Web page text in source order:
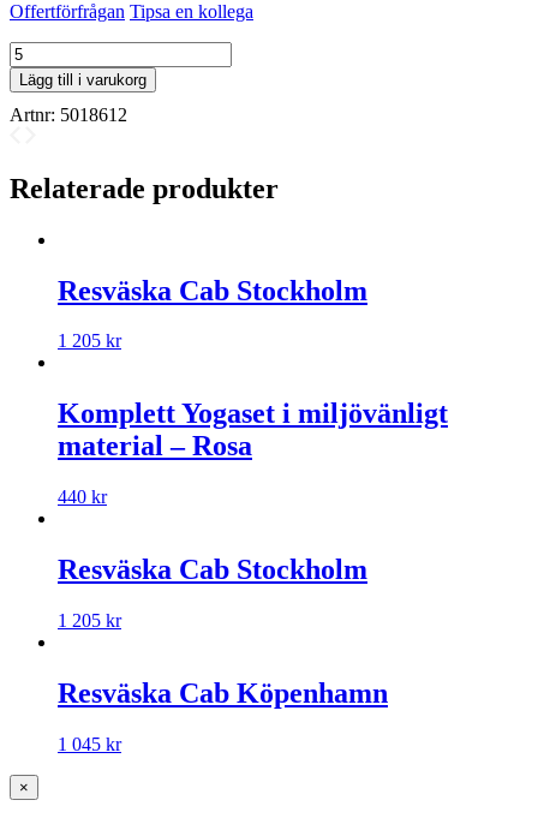
Offertförfrågan Tipsa en kollega
Ture
water
bottle
mängd
Lägg till i varukorg
Artnr: 5018612
Relaterade produkter
Resväska Cab Stockholm
1 205 kr
Komplett Yogaset i miljövänligt
material – Rosa
440 kr
Resväska Cab Stockholm
1 205 kr
Resväska Cab Köpenhamn
1 045 kr
×